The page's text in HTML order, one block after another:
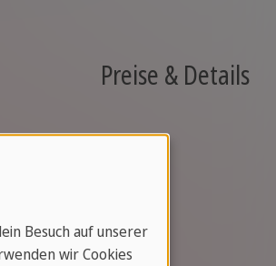
Preise & Details
Besuch auf unserer
wir Cookies